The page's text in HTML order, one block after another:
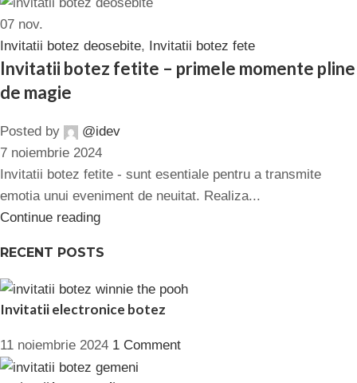
07 nov.
Invitatii botez deosebite, Invitatii botez fete
Invitatii botez fetite – primele momente pline
de magie
Posted by
@idev
7 noiembrie 2024
Invitatii botez fetite - sunt esentiale pentru a transmite
emotia unui eveniment de neuitat. Realiza...
Continue reading
RECENT POSTS
Invitatii electronice botez
11 noiembrie 2024 1 Comment